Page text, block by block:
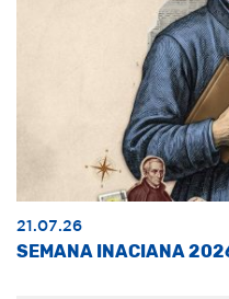
21.07.26
SEMANA INACIANA